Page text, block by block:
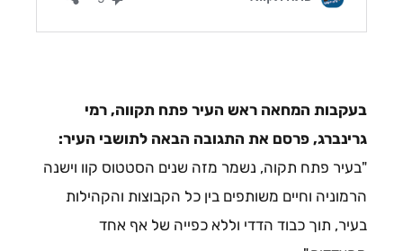
בעקבות המחאה ראש העיר פתח תקווה, רמי
גרינברג, פרסם את התגובה הבאה לתושבי העיר:
"בעיר פתח תקוה, נשמר מזה שנים הסטטוס קוו וישנה
הרמוניה וחיים משותפים בין כל הקבוצות והקהילות
בעיר, תוך כבוד הדדי וללא כפייה של אף אחד